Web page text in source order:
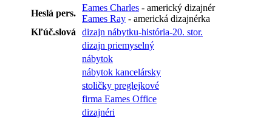
Heslá pers.
Eames Charles - americký dizajnér
Eames Ray - americká dizajnérka
Kľúč.slová
dizajn nábytku-história-20. stor.
dizajn priemyselný
nábytok
nábytok kancelársky
stoličky preglejkové
firma Eames Office
dizajnéri